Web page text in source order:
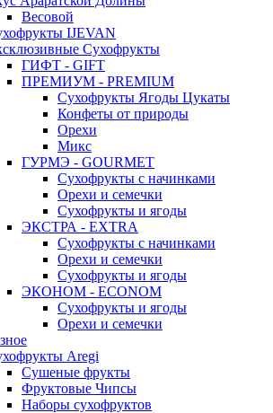
Весовой
IJEVAN
Сухофрукты
ГИФТ - GIFT
ПРЕМИУМ - PREMIUM
Сухофрукты Ягоды Цукаты
Конфеты от природы
Орехи
Микс
ГУРМЭ - GOURMET
Сухофрукты с начинками
Орехи и семечки
Сухофрукты и ягоды
ЭКСТРА - EXTRA
Сухофрукты с начинками
Орехи и семечки
Сухофрукты и ягоды
ЭКОНОМ - ECONOM
Сухофрукты и ягоды
Орехи и семечки
Aregi
Сушеные фрукты
Фруктовые Чипсы
Наборы сухофруктов